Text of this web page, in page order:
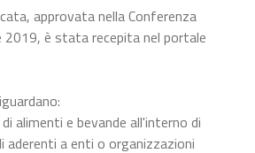
approvata nella Conferenza
2019, è stata recepita nel portale
alimenti e bevande all'interno di
aderenti a enti o organizzazioni